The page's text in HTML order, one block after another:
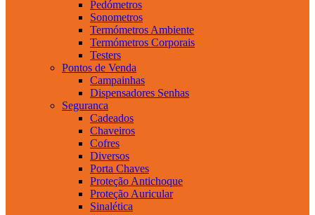
Pedómetros
Sonometros
Termómetros Ambiente
Termómetros Corporais
Testers
Pontos de Venda
Campainhas
Dispensadores Senhas
Seguranca
Cadeados
Chaveiros
Cofres
Diversos
Porta Chaves
Proteção Antichoque
Proteção Auricular
Sinalética